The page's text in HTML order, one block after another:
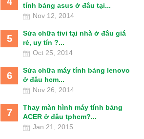
tính bảng asus ở đâu tại...
Nov 12, 2014
5
Sửa chữa tivi tại nhà ở đâu giá
rẻ, uy tín ?...
Oct 25, 2014
6
Sửa chữa máy tính bảng lenovo
ở đâu hcm...
Nov 26, 2014
7
Thay màn hình máy tính bảng
ACER ở đâu tphcm?...
Jan 21, 2015